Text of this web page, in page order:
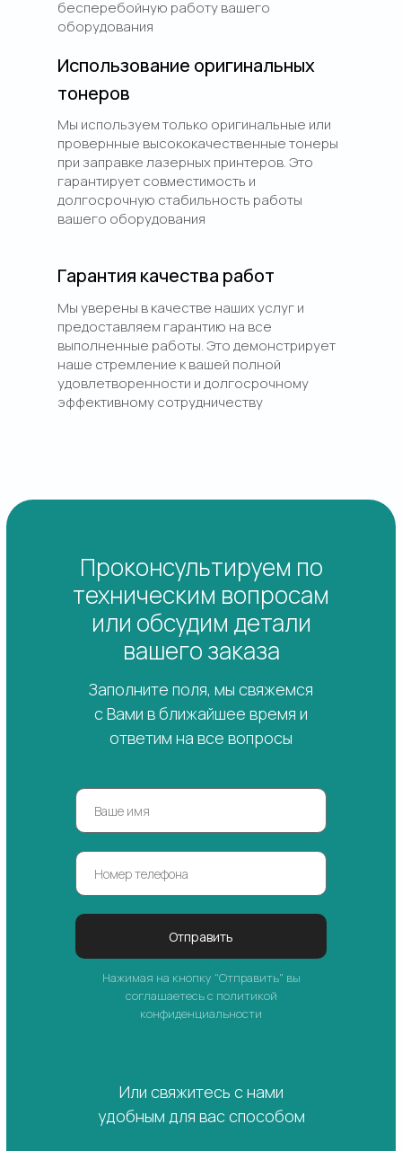
бесперебойную работу вашего
оборудования
Использование оригинальных
тонеров
Мы используем только оригинальные или
провернные высококачественные тонеры
при заправке лазерных принтеров. Это
гарантирует совместимость и
долгосрочную стабильность работы
вашего оборудования
Гарантия качества работ
Мы уверены в качестве наших услуг и
предоставляем гарантию на все
выполненные работы. Это демонстрирует
наше стремление к вашей полной
удовлетворенности и долгосрочному
эффективному сотрудничеству
Отправить
Заполните поля, мы свяжемся
с Вами в ближайшее время и
ответим на все вопросы
Нажимая на кнопку "Отправить" вы
соглашаетесь с политикой
конфиденциальности
Или свяжитесь с нами
удобным для вас способом
Проконсультируем по
техническим вопросам
или обсудим детали
вашего заказа